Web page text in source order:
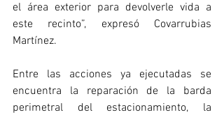
el área exterior para devolverle vida a
este recinto”, expresó Covarrubias
Martínez.
Entre las acciones ya ejecutadas se
encuentra la reparación de la barda
perimetral del estacionamiento, la